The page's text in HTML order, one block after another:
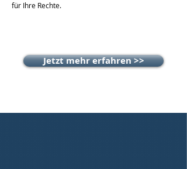
für Ihre Rechte.
Jetzt mehr erfahren >>